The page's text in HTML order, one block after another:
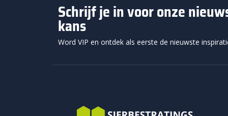
Een
weer
Schrijf je in voor onze
kans
Word VIP en ontdek als eerste de nieuwste